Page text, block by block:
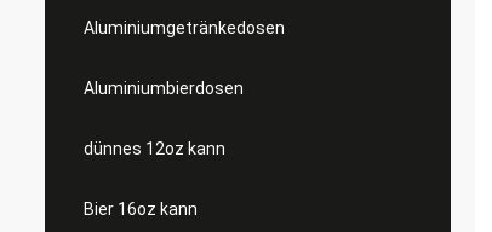
Aluminiumgetränkedosen
Aluminiumbierdosen
dünnes 12oz kann
Bier 16oz kann